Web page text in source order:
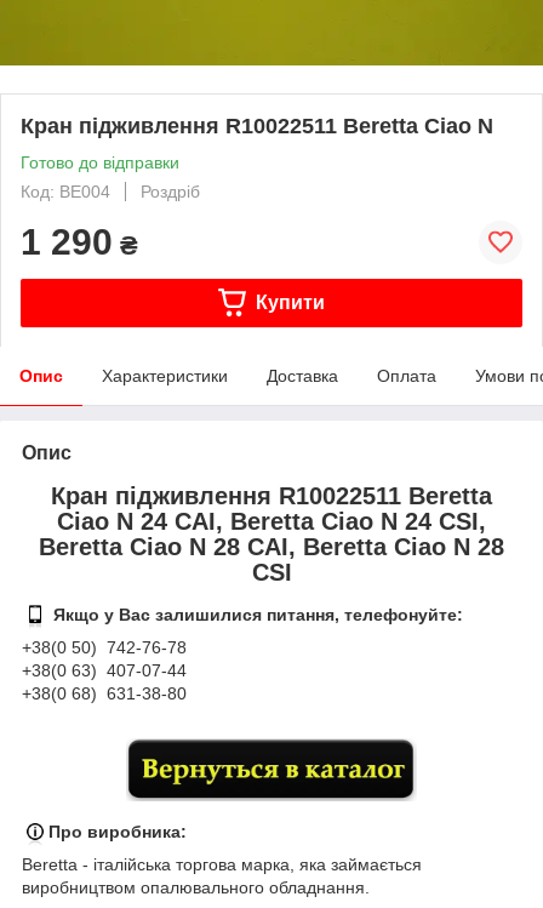
Кран підживлення R10022511 Beretta Ciao N
Готово до відправки
Код: BE004
Роздріб
1 290 ₴
Купити
Опис Характеристики Доставка Оплата Умови
Опис
Кран підживлення R10022511 Beretta
Ciao N 24 CAI, Beretta Ciao N 24 СЅІ,
Beretta Ciao N 28 CAI, Beretta Ciao N 28
СЅІ
Якщо у Вас залишилися питання, телефонуйте:
+38(0 50) 742-76-78
+38(0 63) 407-07-44
+38(0 68) 631-38-80
Про виробника:
Beretta - італійська торгова марка, яка займається
виробництвом опалювального обладнання.